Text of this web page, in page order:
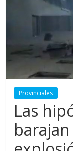
Provinciales
Las